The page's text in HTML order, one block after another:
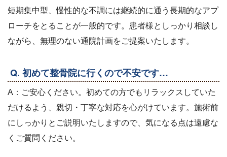
短期集中型、慢性的な不調には継続的に通う長期的なアプ
ローチをとることが一般的です。患者様としっかり相談し
ながら、無理のない通院計画をご提案いたします。
Q. 初めて整骨院に行くので不安です…
A：ご安心ください。初めての方でもリラックスしていた
だけるよう、親切・丁寧な対応を心がけています。施術前
にしっかりとご説明いたしますので、気になる点は遠慮な
くご質問ください。